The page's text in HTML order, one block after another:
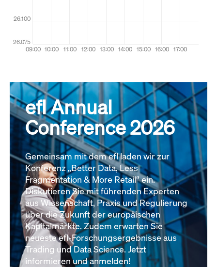
efl Annual
Conference 2026
Gemeinsam mit dem efl laden wir zur
Konferenz „Better Data, Less
Fragmentation & More Retail“ ein.
Diskutieren Sie mit führenden Experten
aus Wissenschaft, Praxis und Regulierung
über die Zukunft der europäischen
Kapitalmärkte. Zudem erwarten Sie
neueste efl-Forschungsergebnisse aus
Trading und Data Science. Jetzt
informieren und anmelden!